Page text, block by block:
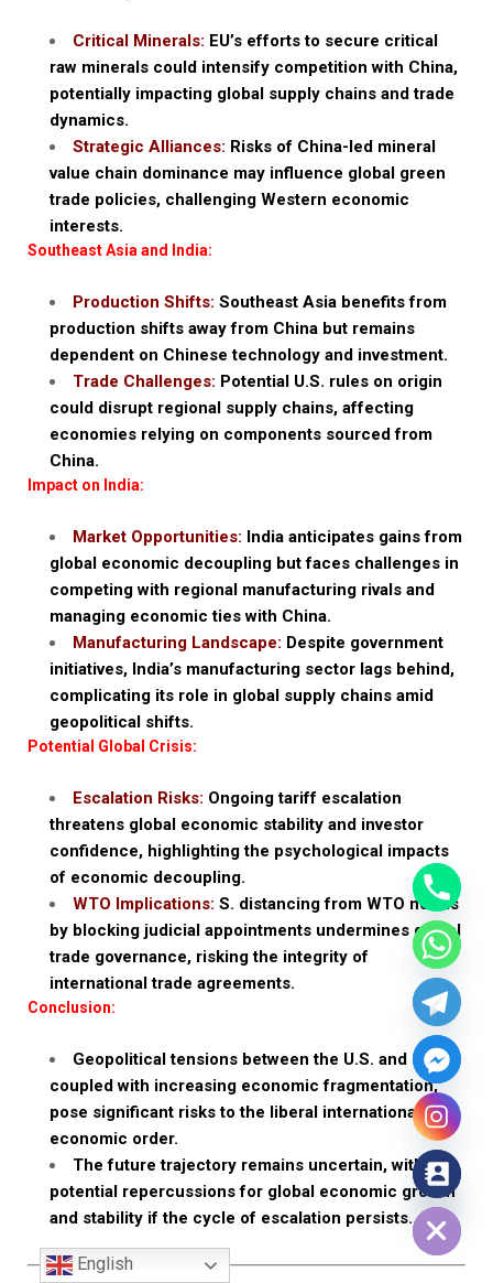
Critical Minerals: EU’s efforts to secure critical
raw minerals could intensify competition with China,
potentially impacting global supply chains and trade
dynamics.
Strategic Alliances: Risks of China-led mineral
value chain dominance may influence global green
trade policies, challenging Western economic
interests.
Southeast Asia and India:
Production Shifts: Southeast Asia benefits from
production shifts away from China but remains
dependent on Chinese technology and investment.
Trade Challenges: Potential U.S. rules on origin
could disrupt regional supply chains, affecting
economies relying on components sourced from
China.
Impact on India:
Market Opportunities: India anticipates gains from
global economic decoupling but faces challenges in
competing with regional manufacturing rivals and
managing economic ties with China.
Manufacturing Landscape: Despite government
initiatives, India’s manufacturing sector lags behind,
complicating its role in global supply chains amid
geopolitical shifts.
Potential Global Crisis:
Escalation Risks: Ongoing tariff escalation
threatens global economic stability and investor
confidence, highlighting the psychological impacts
of economic decoupling.
WTO Implications: S. distancing from WTO norms
by blocking judicial appointments undermines global
trade governance, risking the integrity of
international trade agreements.
Conclusion:
Geopolitical tensions between the U.S. and China,
coupled with increasing economic fragmentation,
pose significant risks to the liberal international
economic order.
The future trajectory remains uncertain, with
potential repercussions for global economic growth
and stability if the cycle of escalation persists.
English
Hide chaty